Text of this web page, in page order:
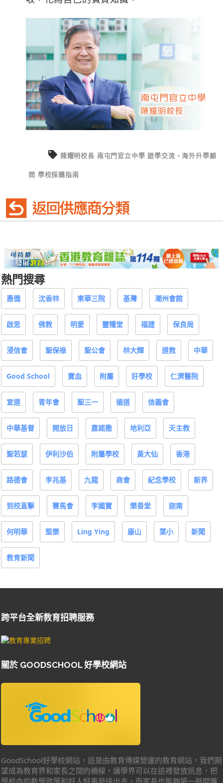
陳耀明校長 南屯門官立中學 遊學交流、海外升學顧
問 學校採購指南
熱門搜尋
惠僑 沈香林 東華三院 基灣 潮州會館
啟思 佛教 明愛 靈糧堂 福建 保良局
浸信會 聖保祿 聖公會 林大輝 道教 中華
Good School 寶血 附屬 好學校 仁濟醫院
宣道 青年會 聖三一 循道 信義會
中華基督 開放日 嘉諾撒 地利亞 天主教
聖若瑟 伊利沙伯 附屬學校 黃大仙 香港
路德會 李兆基 九龍 商會 紀念學校 新界
到校直擊 賽馬會 李國寶 樂善堂 迦南
何明華 堅樂 Ling Ying 康山 葉小 新聞
教育新聞
跨平台全新教育招聘服務
關於 GOODSCHOOL 好學校網站
GoodSchool好學校網站，這是由教育傳媒營運的教育網站，我們期
望成為教育界和家長之間的橋樑，讓學界可以在這裡發放訊息，把
學校內的教學政策和好人好事發送出去，而家長也能夠第一時間獲